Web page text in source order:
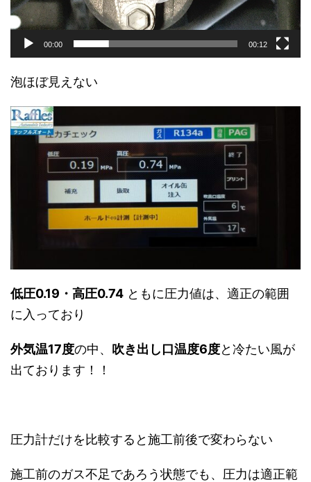
00:00 00:12
泡ほぼ見えない
低圧0.19・高圧0.74 ともに圧力値は、適正の範囲
に入っており
外気温17度の中、 吹き出し口温度6度と冷たい風が
出ております！！
圧力計だけを比較すると施工前後で変わらない
施工前のガス不足であろう状態でも、圧力は適正範